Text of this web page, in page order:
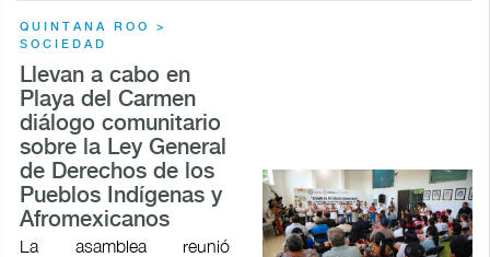
QUINTANA ROO >
SOCIEDAD
Llevan a cabo en
Playa del Carmen
diálogo comunitario
sobre la Ley General
de Derechos de los
Pueblos Indígenas y
Afromexicanos
La asamblea reunió